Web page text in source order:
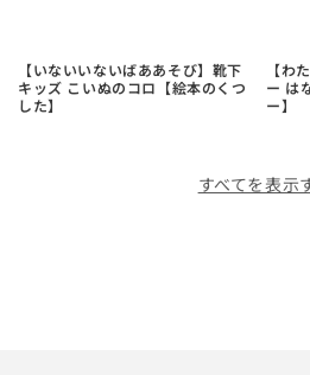
【いないいないばああそび】靴下
キッズ こいぬのコロ【絵本のくつ
した】
【わ
ー は
ー】
すべてを表示